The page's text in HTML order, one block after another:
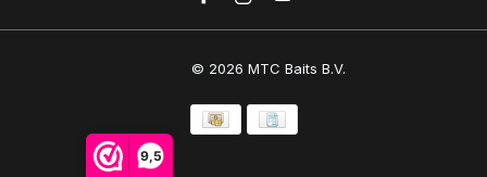
9,5
© 2026 MTC Baits B.V.